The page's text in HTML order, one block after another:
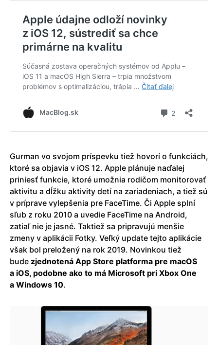
Gurman vo svojom príspevku tiež hovorí o funkciách,
ktoré sa objavia v iOS 12. Apple plánuje naďalej
priniesť funkcie, ktoré umožnia rodičom monitorovať
aktivitu a dĺžku aktivity detí na zariadeniach, a tiež sú
v príprave vylepšenia pre FaceTime. Či Apple splní
sľub z roku 2010 a uvedie FaceTime na Android,
zatiaľ nie je jasné. Taktiež sa pripravujú menšie
zmeny v aplikácii Fotky. Veľký update tejto aplikácie
však bol preložený na rok 2019. Novinkou tiež
bude zjednotená App Store platforma pre macOS
a iOS, podobne ako to má Microsoft pri Xbox One
a Windows 10.